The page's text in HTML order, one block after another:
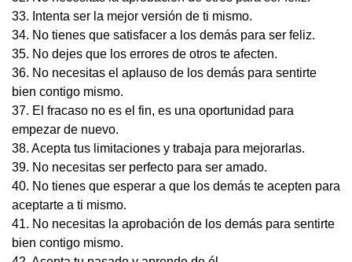
33. Intenta ser la mejor versión de ti mismo.
34. No tienes que satisfacer a los demás para ser feliz.
35. No dejes que los errores de otros te afecten.
36. No necesitas el aplauso de los demás para sentirte
bien contigo mismo.
37. El fracaso no es el fin, es una oportunidad para
empezar de nuevo.
38. Acepta tus limitaciones y trabaja para mejorarlas.
39. No necesitas ser perfecto para ser amado.
40. No tienes que esperar a que los demás te acepten para
aceptarte a ti mismo.
41. No necesitas la aprobación de los demás para sentirte
bien contigo mismo.